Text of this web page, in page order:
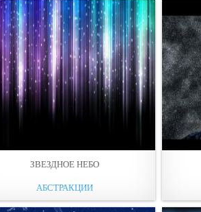
ЗВЕЗДНОЕ НЕБО
АБСТРАКЦИИ